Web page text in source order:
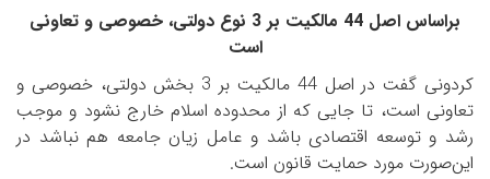
براساس اصل 44 مالکیت بر 3 نوع دولتی، خصوصی و تعاونی
است
کردونی گفت در اصل 44 مالکیت بر 3 بخش دولتی، خصوصی و
تعاونی است، تا جایی که از محدوده اسلام خارج نشود و موجب
رشد و توسعه اقتصادی باشد و عامل زیان جامعه هم نباشد در
این‌صورت مورد حمایت قانون است.